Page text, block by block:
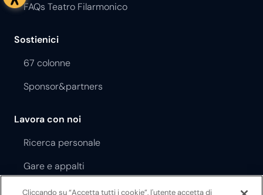
Filtra
FAQs Teatro Filarmonico
Sostienici
67 colonne
Sponsor&partners
Lavora con noi
Ricerca personale
Gare e appalti
Cliccando su “Accetta tutti i cookie”, l'utente accetta di